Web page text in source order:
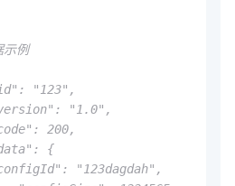
例
"123",
"1.0",
200,
{
"123dagdah",